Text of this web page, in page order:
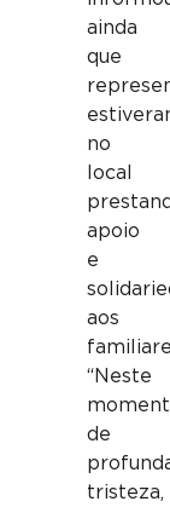
ainda
que
no
local
apoio
e
aos
“Neste
de
tristeza,